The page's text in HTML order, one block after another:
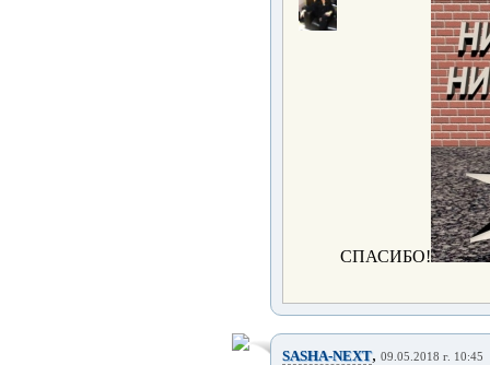
СПАСИБО!
SASHA-NEXT, 09.05.2018 г. 10:45